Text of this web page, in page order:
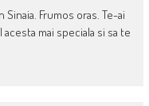
Frumos oras. Te-ai
mai speciala si sa te